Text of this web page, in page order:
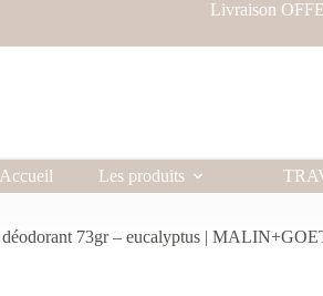
Livraison
Accueil Les produits
déodorant 73gr – eucalyptus |